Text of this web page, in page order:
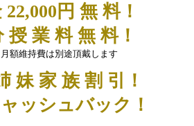
円 無 料！
授 業 料 無 料！
額維持費は別途頂戴します
妹 家 族 割 引！
ッシュバック！